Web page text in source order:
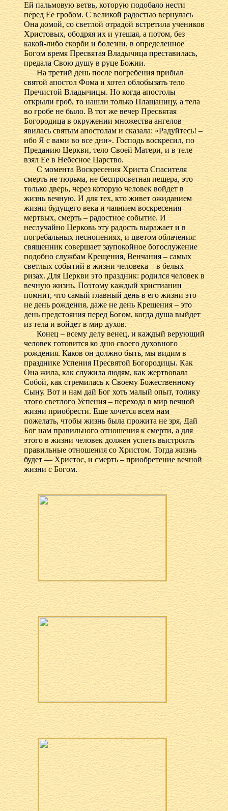
Ей пальмовую ветвь, которую подобало нести
перед Ее гробом. С великой радостью вернулась
Она домой, со светлой отрадой встретила учеников
Христовых, ободряя их и утешая, а потом, без
какой-либо скорби и болезни, в определенное
Богом время Пресвятая Владычица преставилась,
предала Свою душу в руце Божии.
На третий день после погребения прибыл
святой апостол Фома и хотел облобызать тело
Пречистой Владычицы. Но когда апостолы
открыли гроб, то нашли только Плащаницу, а тела
во гробе не было. В тот же вечер Пресвятая
Богородица в окружении множества ангелов
явилась святым апостолам и сказала: «Радуйтесь! –
ибо Я с вами во все дни». Господь воскресил, по
Преданию Церкви, тело Своей Матери, и в теле
взял Ее в Небесное Царство.
С момента Воскресения Христа Спасителя
смерть не тюрьма, не беспросветная пещера, это
только дверь, через которую человек войдет в
жизнь вечную. И для тех, кто живет ожиданием
жизни будущего века и чаянием воскресения
мертвых, смерть – радостное событие. И
неслучайно Церковь эту радость выражает и в
погребальных песнопениях, и цветом облачения:
священник совершает заупокойное богослужение
подобно службам Крещения, Венчания – самых
светлых событий в жизни человека – в белых
ризах. Для Церкви это праздник: родился человек в
вечную жизнь. Поэтому каждый христианин
помнит, что самый главный день в его жизни это
не день рождения, даже не день Крещения – это
день предстояния перед Богом, когда душа выйдет
из тела и войдет в мир духов.
Конец – всему делу венец, и каждый верующий
человек готовится ко дню своего духовного
рождения. Каков он должно быть, мы видим в
празднике Успения Пресвятой Богородицы. Как
Она жила, как служила людям, как жертвовала
Собой, как стремилась к Своему Божественному
Сыну. Вот и нам дай Бог хоть малый опыт, толику
этого светлого Успения – перехода в мир вечной
жизни приобрести. Еще хочется всем нам
пожелать, чтобы жизнь была прожита не зря, Дай
Бог нам правильного отношения к смерти, а для
этого в жизни человек должен успеть выстроить
правильные отношения со Христом. Тогда жизнь
будет — Христос, и смерть – приобретение вечной
жизни с Богом.